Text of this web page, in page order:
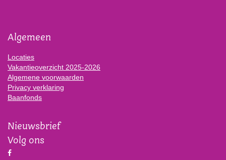
Algemeen
Locaties
Vakantieoverzicht 2025-2026
Algemene voorwaarden
Privacy verklaring
Baanfonds
Nieuwsbrief
Volg ons